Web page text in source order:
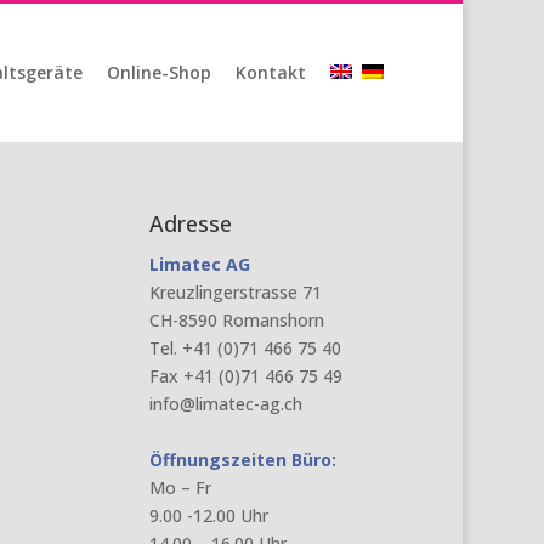
Online-Shop Kontakt
Adresse
Limatec AG
Kreuzlingerstrasse 71
CH-8590 Romanshorn
Tel. +41 (0)71 466 75 40
Fax +41 (0)71 466 75 49
info@limatec-ag.ch
Öffnungszeiten Büro:
Mo – Fr
9.00 -12.00 Uhr